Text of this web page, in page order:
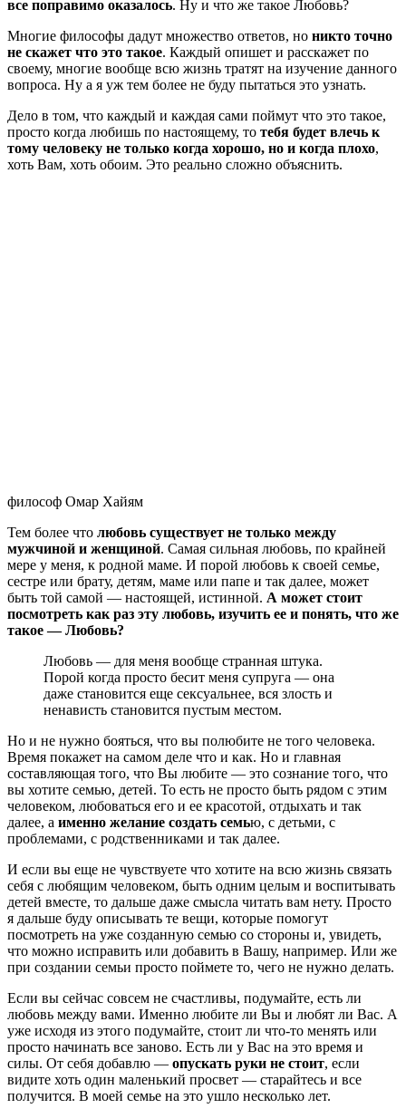
все поправимо оказалось. Ну и что же такое Любовь?
Многие философы дадут множество ответов, но никто точно
не скажет что это такое. Каждый опишет и расскажет по
своему, многие вообще всю жизнь тратят на изучение данного
вопроса. Ну а я уж тем более не буду пытаться это узнать.
Дело в том, что каждый и каждая сами поймут что это такое,
просто когда любишь по настоящему, то тебя будет влечь к
тому человеку не только когда хорошо, но и когда плохо,
хоть Вам, хоть обоим. Это реально сложно объяснить.
философ Омар Хайям
Тем более что любовь существует не только между
мужчиной и женщиной. Самая сильная любовь, по крайней
мере у меня, к родной маме. И порой любовь к своей семье,
сестре или брату, детям, маме или папе и так далее, может
быть той самой — настоящей, истинной. А может стоит
посмотреть как раз эту любовь, изучить ее и понять, что же
такое — Любовь?
Любовь — для меня вообще странная штука.
Порой когда просто бесит меня супруга — она
даже становится еще сексуальнее, вся злость и
ненависть становится пустым местом.
Но и не нужно бояться, что вы полюбите не того человека.
Время покажет на самом деле что и как. Но и главная
составляющая того, что Вы любите — это сознание того, что
вы хотите семью, детей. То есть не просто быть рядом с этим
человеком, любоваться его и ее красотой, отдыхать и так
далее, а именно желание создать семью, с детьми, с
проблемами, с родственниками и так далее.
И если вы еще не чувствуете что хотите на всю жизнь связать
себя с любящим человеком, быть одним целым и воспитывать
детей вместе, то дальше даже смысла читать вам нету. Просто
я дальше буду описывать те вещи, которые помогут
посмотреть на уже созданную семью со стороны и, увидеть,
что можно исправить или добавить в Вашу, например. Или же
при создании семьи просто поймете то, чего не нужно делать.
Если вы сейчас совсем не счастливы, подумайте, есть ли
любовь между вами. Именно любите ли Вы и любят ли Вас. А
уже исходя из этого подумайте, стоит ли что-то менять или
просто начинать все заново. Есть ли у Вас на это время и
силы. От себя добавлю — опускать руки не стоит, если
видите хоть один маленький просвет — старайтесь и все
получится. В моей семье на это ушло несколько лет.